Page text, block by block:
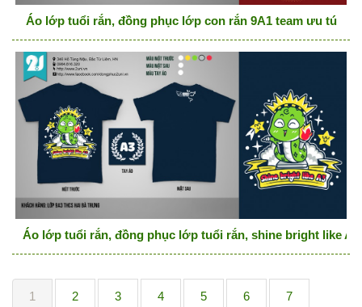
Áo lớp tuổi rắn, đồng phục lớp con rắn 9A1 team ưu tú
Áo lớp tuổi rắn, đồng phục lớp tuổi rắn, shine bright like
1 2 3 4 5 6 7